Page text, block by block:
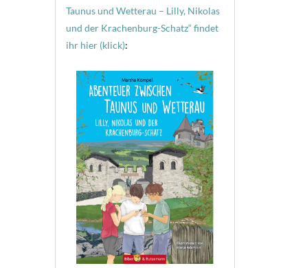
Taunus und Wetterau – Lilly, Nikolas
und der Krachenburg-Schatz“ findet
ihr hier (klick):